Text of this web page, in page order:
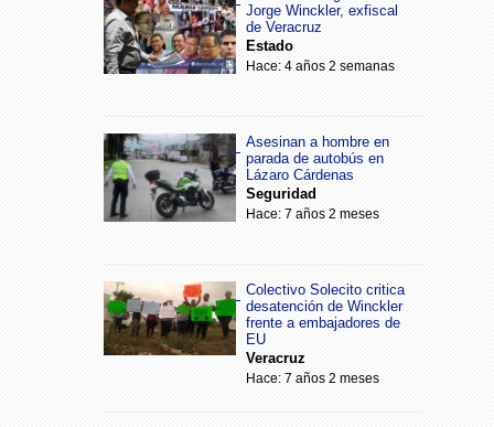
Jorge Winckler, exfiscal
de Veracruz
Estado
Hace: 4 años 2 semanas
Asesinan a hombre en
parada de autobús en
Lázaro Cárdenas
Seguridad
Hace: 7 años 2 meses
Colectivo Solecito critica
desatención de Winckler
frente a embajadores de
EU
Veracruz
Hace: 7 años 2 meses